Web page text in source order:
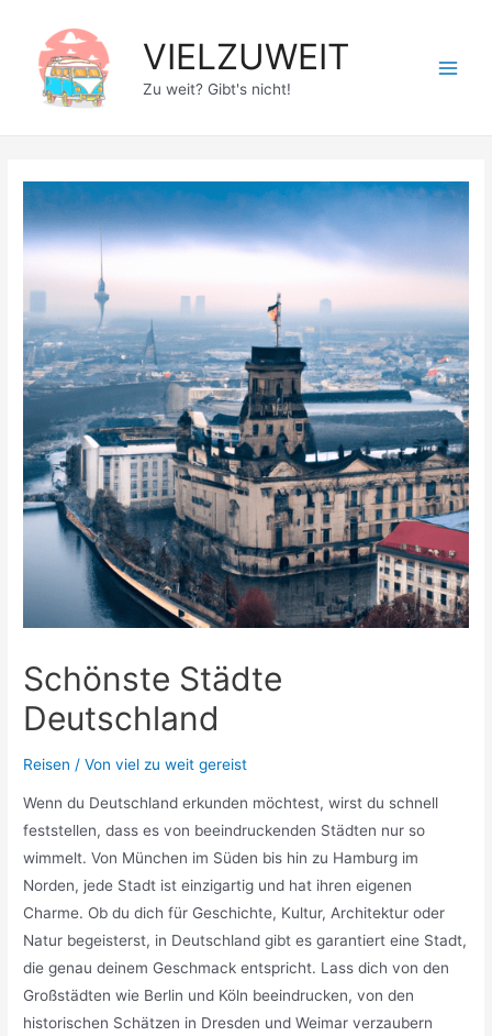
springen
VIELZUWEIT
Zu weit? Gibt's nicht!
Schönste Städte
Deutschland
Reisen / Vonviel zu weit gereist
Wenn du Deutschland erkunden möchtest, wirst du schnell
feststellen, dass es von beeindruckenden Städten nur so
wimmelt. Von München im Süden bis hin zu Hamburg im
Norden, jede Stadt ist einzigartig und hat ihren eigenen
Charme. Ob du dich für Geschichte, Kultur, Architektur oder
Natur begeisterst, in Deutschland gibt es garantiert eine Stadt,
die genau deinem Geschmack entspricht. Lass dich von den
Großstädten wie Berlin und Köln beeindrucken, von den
historischen Schätzen in Dresden und Weimar verzaubern